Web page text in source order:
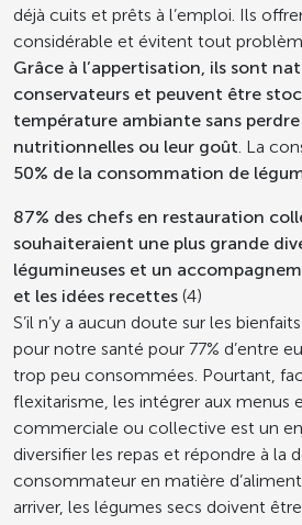
déjà cuits et prêts à l’emploi. Ils
considérable et évitent tout
Grâce à l’appertisation, ils sont
conservateurs et peuvent être
température ambiante sans
nutritionnelles ou leur goût . La
50% de la consommation de
87% des chefs en restauration
souhaiteraient une plus grande
légumineuses et un
et les idées recettes (4)
S’il n’y a aucun doute sur les
pour notre santé pour 77% d’entre
trop peu consommées. Pourtant,
flexitarisme, les intégrer aux menus
commerciale ou collective est un
diversifier les repas et répondre à la
consommateur en matière
arriver, les légumes secs doivent